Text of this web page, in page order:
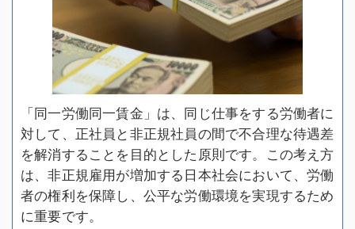
「同一労働同一賃金」は、同じ仕事をする労働者に
対して、正社員と非正規社員の間で不合理な待遇差
を解消することを目的とした原則です。この考え方
は、非正規雇用が増加する日本社会において、労働
者の権利を保障し、公平な労働環境を実現するため
に重要です。